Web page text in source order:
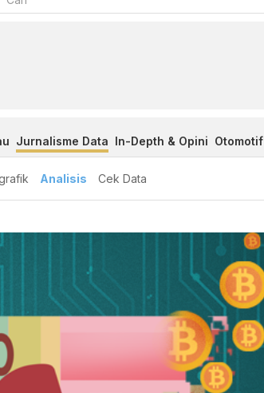
Jurnalisme Data In-Depth & Opini Otomotif
Analisis Cek Data